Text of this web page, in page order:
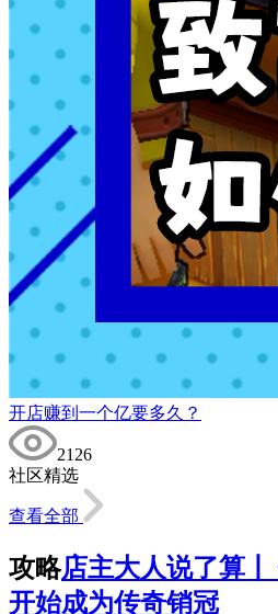
开店赚到一个亿要多久？
2126
社区精选
查看全部
攻略店主大人说了算
开始成为传奇销冠